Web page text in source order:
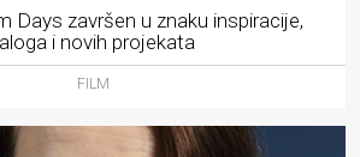
Days završen u znaku inspiracije,
i novih projekata
FILM